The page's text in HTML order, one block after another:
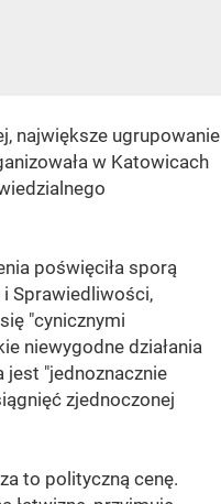
największe ugrupowanie
w Katowicach
poświęciła sporą
Sprawiedliwości,
"cynicznymi
niewygodne działania
jest "jednoznacznie
zjednoczonej
to polityczną cenę.